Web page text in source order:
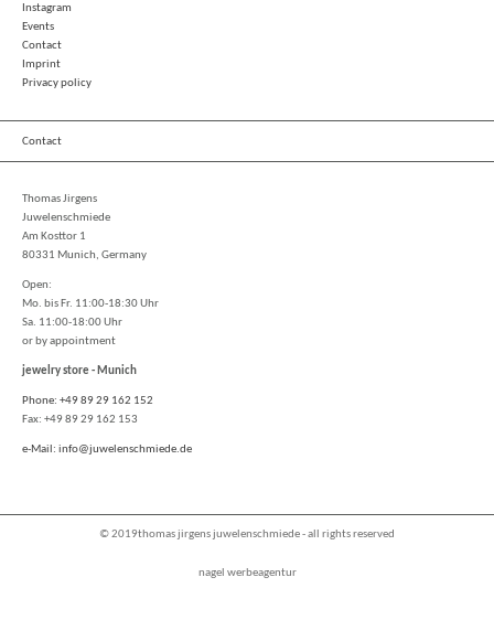
Instagram
Events
Contact
Imprint
Privacy policy
Contact
Thomas Jirgens
Juwelenschmiede
Am Kosttor 1
80331 Munich, Germany
Open:
Mo. bis Fr. 11:00-18:30 Uhr
Sa. 11:00-18:00 Uhr
or by appointment
jewelry store - Munich
Phone: +49 89 29 162 152
Fax: +49 89 29 162 153
e-Mail: info@juwelenschmiede.de
© 2019thomas jirgens juwelenschmiede - all rights reserved
nagel werbeagentur